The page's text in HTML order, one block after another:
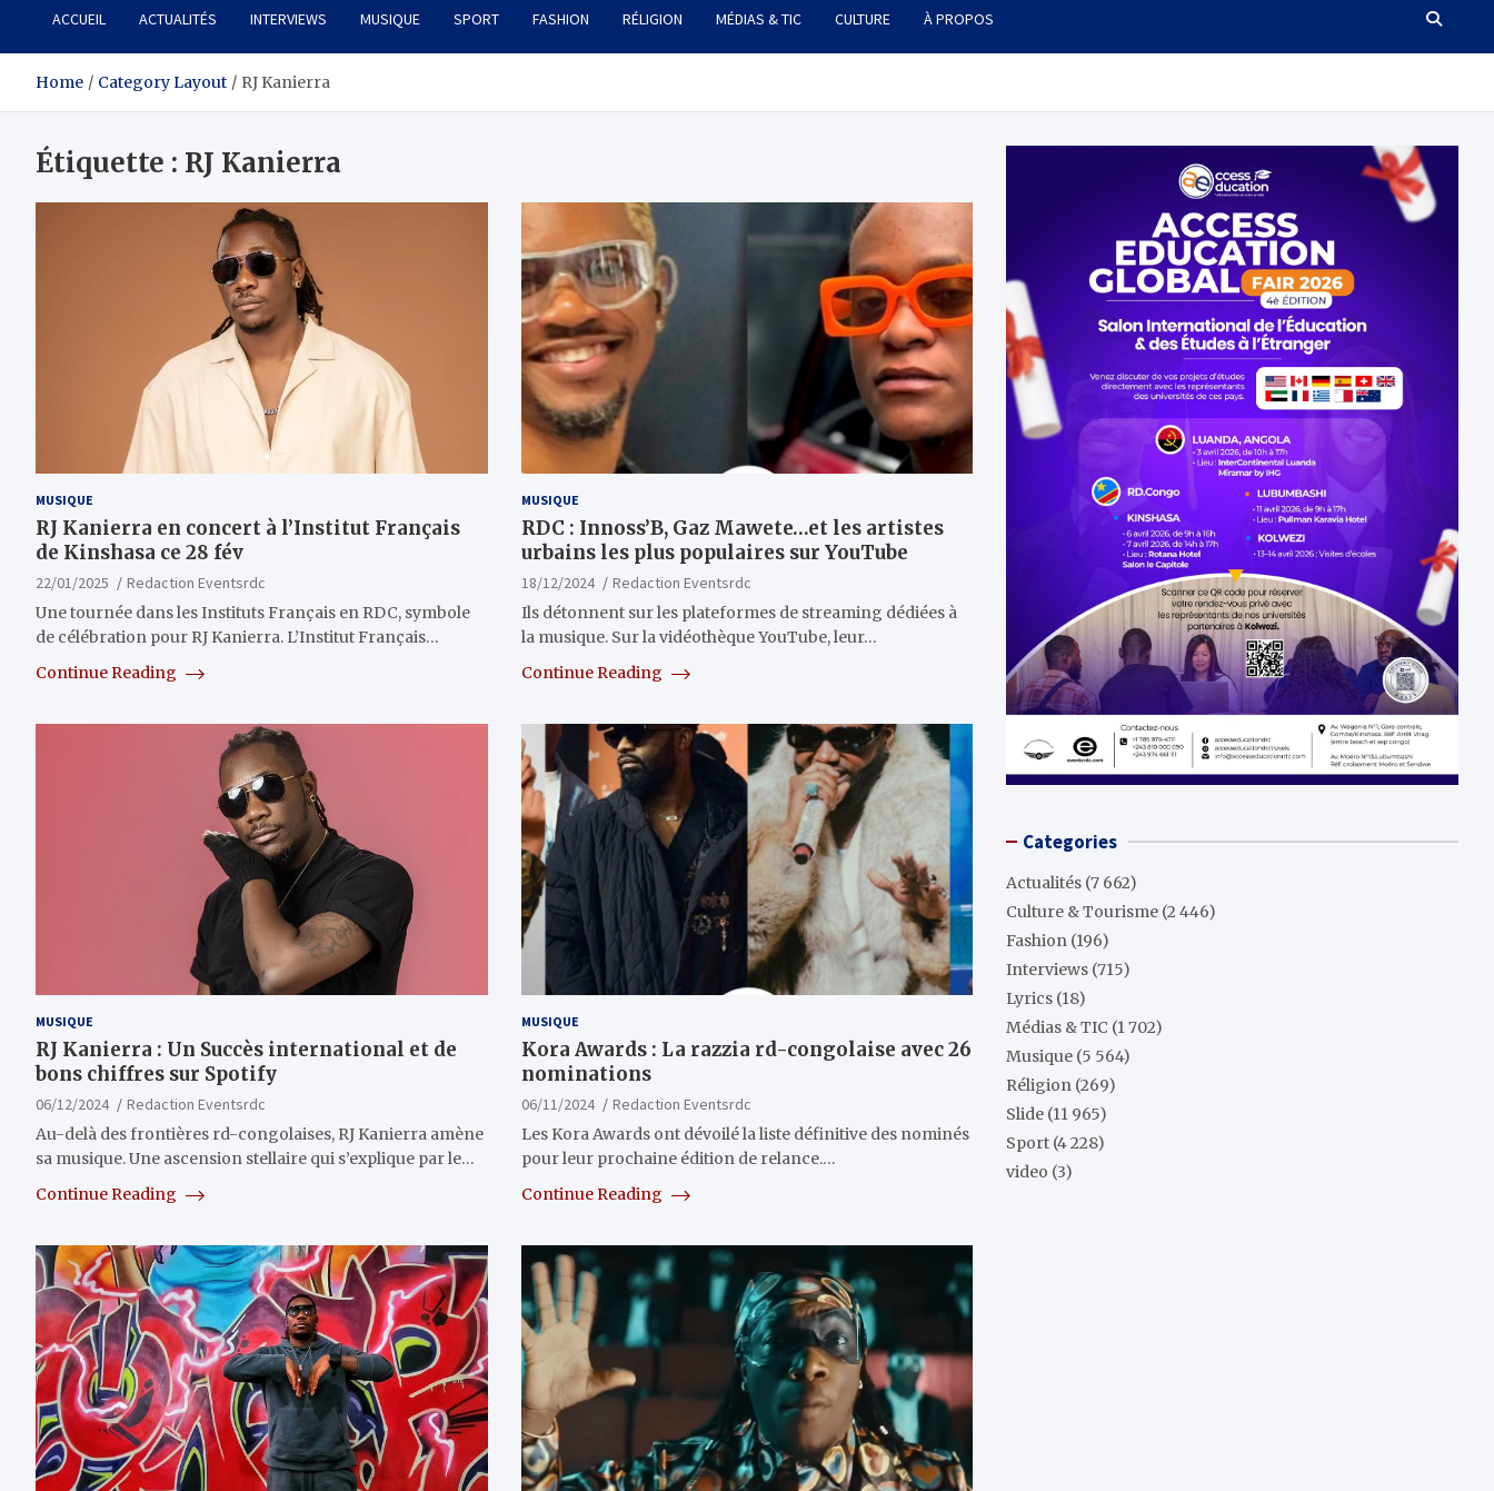
ACCUEIL ACTUALITÉS INTERVIEWS MUSIQUE SPORT FASHION RÉLIGION MÉDIAS & TIC CULTURE À PROPOS
Home Category Layout RJ Kanierra
Étiquette : RJ Kanierra
MUSIQUE
RJ Kanierra en concert à l’Institut Français
de Kinshasa ce 28 fév
22/01/2025
Redaction Eventsrdc
Une tournée dans les Instituts Français en RDC, symbole
de célébration pour RJ Kanierra. L’Institut Français…
Continue Reading
MUSIQUE
RDC : Innoss’B, Gaz Mawete…et les artistes
urbains les plus populaires sur YouTube
18/12/2024
Redaction Eventsrdc
Ils détonnent sur les plateformes de streaming dédiées à
la musique. Sur la vidéothèque YouTube, leur…
Continue Reading
MUSIQUE
RJ Kanierra : Un Succès international et de
bons chiffres sur Spotify
06/12/2024
Redaction Eventsrdc
Au-delà des frontières rd-congolaises, RJ Kanierra amène
sa musique. Une ascension stellaire qui s’explique par le…
Continue Reading
MUSIQUE
Kora Awards : La razzia rd-congolaise avec 26
nominations
06/11/2024
Redaction Eventsrdc
Les Kora Awards ont dévoilé la liste définitive des nominés
pour leur prochaine édition de relance.…
Continue Reading
Categories
Actualités (7 662)
Culture & Tourisme (2 446)
Fashion (196)
Interviews (715)
Lyrics (18)
Médias & TIC (1 702)
Musique (5 564)
Réligion (269)
Slide (11 965)
Sport (4 228)
video (3)